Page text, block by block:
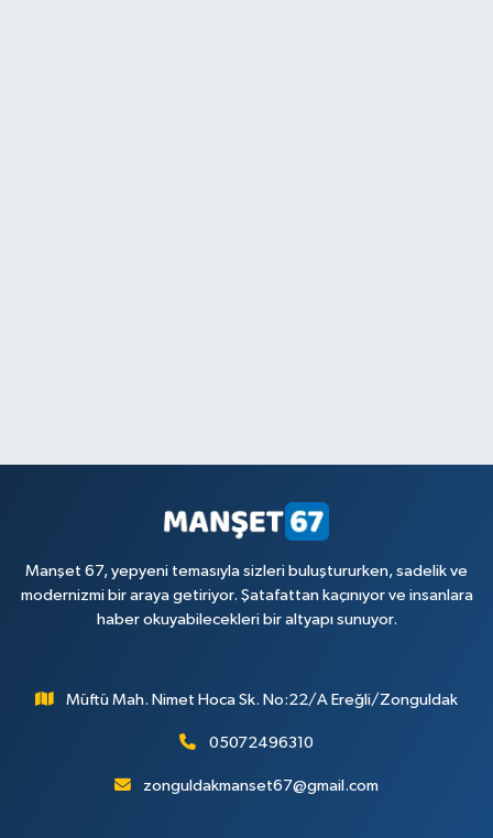
Manşet 67, yepyeni temasıyla sizleri buluştururken, sadelik ve
modernizmi bir araya getiriyor. Şatafattan kaçınıyor ve insanlara
haber okuyabilecekleri bir altyapı sunuyor.
Müftü Mah. Nimet Hoca Sk. No:22/A Ereğli/Zonguldak
05072496310
zonguldakmanset67@gmail.com